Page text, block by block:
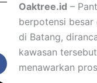
Oaktree.id –
berpotensi
di Batang,
kawasan
menawarkan